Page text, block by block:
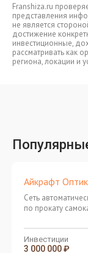
Franshiza.ru
представления
не является
достижение
инвестиционные,
рассматривать как
региона, локации и
Айкрафт
Сеть
по прокату
квот на покупку
запуска сетей в
Инвестиции
3 000 000 ₽